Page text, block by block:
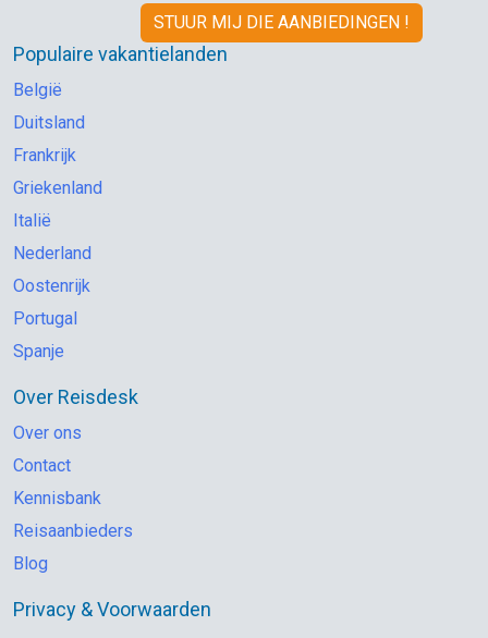
Populaire vakantielanden
België
Duitsland
Frankrijk
Griekenland
Italië
Nederland
Oostenrijk
Portugal
Spanje
Over Reisdesk
Over ons
Contact
Kennisbank
Reisaanbieders
Blog
Privacy & Voorwaarden